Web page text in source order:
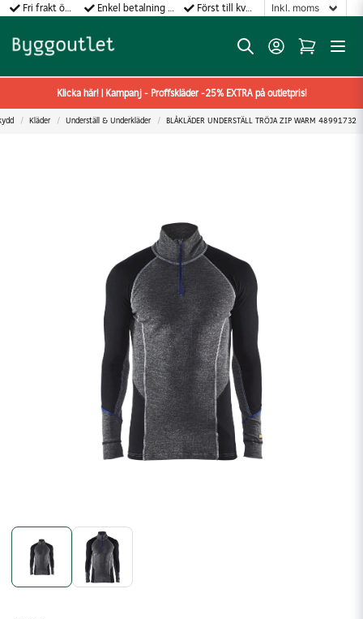
Fri frakt över 499:- Enkel betalning med Klarna Först till kvarn gäller!
Klicka här! | Kampanj - Proffskläder -25% EXTRA på outletpris!
Kläder Underställ & Underkläder BLÅKLÄDER UNDERSTÄLL TRÖJA ZIP WARM 48991732